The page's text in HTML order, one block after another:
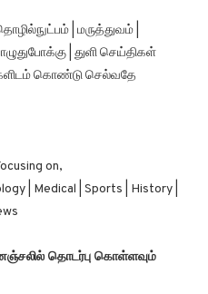
| மருத்துவம் |
| துளி செய்திகள்
கொண்டு செல்வதே
on,
| Medical | Sports | History |
தொடர்பு கொள்ளவும்